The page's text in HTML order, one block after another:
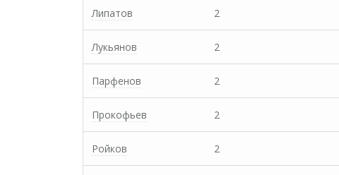
Липатов 2
Лукьянов 2
Парфенов 2
Прокофьев 2
Ройков 2